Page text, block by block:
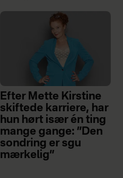
Efter Mette Kirstine
skiftede karriere, har
hun hørt især én ting
mange gange: ”Den
sondring er sgu
mærkelig”